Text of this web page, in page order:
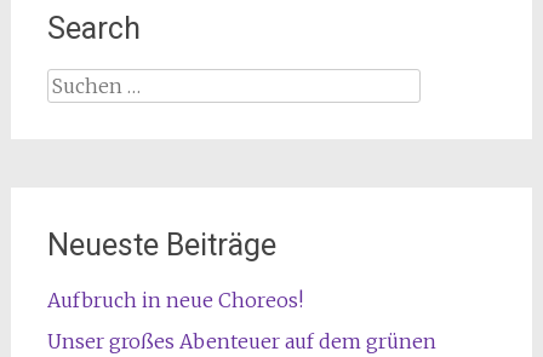
Search
Suche
Neueste Beiträge
Aufbruch in neue Choreos!
Unser großes Abenteuer auf dem grünen